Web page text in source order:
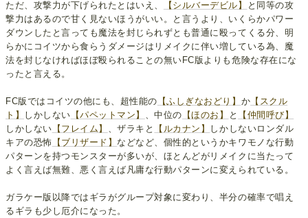
ただ、攻撃力が下げられたとはいえ、
【シルバーデビル】
と同等の攻
撃力はあるので甘く見ないほうがいい。と言うより、いくらかパワー
ダウンしたと言っても魔法を封じられずとも普通に殴ってくる分、明
らかにコイツから食らうダメージはリメイクに伴い増している為、魔
法を封じなければほぼ殴られることの無いFC版よりも危険な存在にな
ったと言える。
FC版ではコイツの他にも、超性能の 【ふしぎなおどり】 か 【スクル
ト】
しかしない 【パペットマン】 、中位の 【ほのお】 と
【仲間呼び】
しかしない 【フレイム】 、ザラキと 【ルカナン】
しかしないロンダル
キアの恐怖 【ブリザード】 などなど、個性的というかキワモノな行動
パターンを持つモンスターが多いが、ほとんどがリメイクに当たって
よく言えば無難、悪く言えば凡庸な行動パターンに変えられている。
ガラケー版以降ではギラがグループ対象に変わり、半分の確率で唱え
るギラも少し厄介になった。